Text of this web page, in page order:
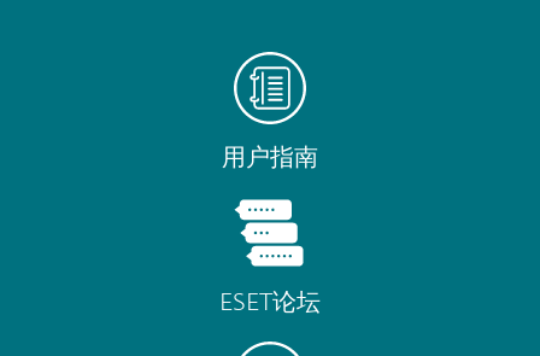
用户指南
ESET论坛